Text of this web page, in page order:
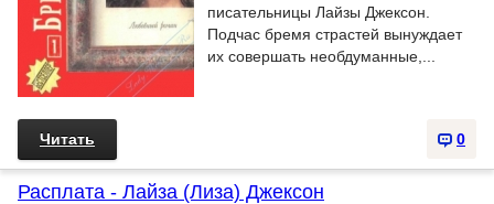
писательницы Лай­зы Джексон.
Подчас бремя страстей вынуждает
их совершать необдуманные,...
0
Читать
Расплата - Лайза (Лиза) Джексон